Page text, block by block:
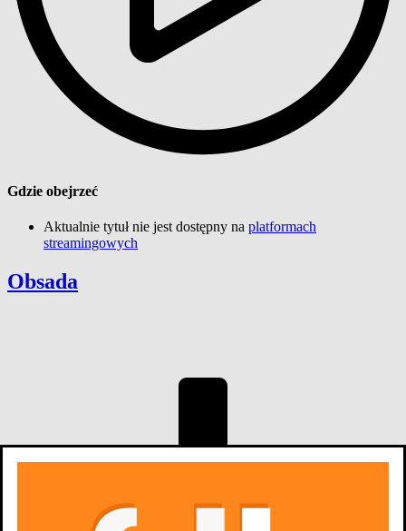
Gdzie obejrzeć
Aktualnie tytuł nie jest dostępny na platformach
streamingowych
Obsada